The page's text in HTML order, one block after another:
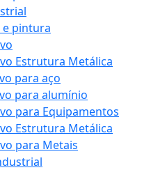
e pintura
Estrutura Metálica
para aço
para alumínio
para Equipamentos
Estrutura Metálica
para Metais